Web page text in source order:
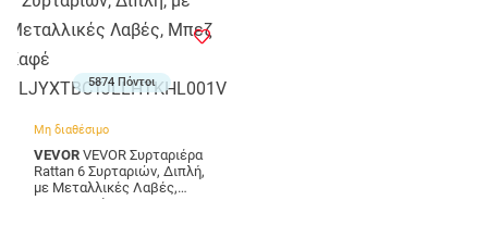
5874 Πόντοι
Μη διαθέσιμο
VEVOR
Rattan 6 Συρταριών, Διπλή,
με Μεταλλικές Λαβές,
Μπεζ Καφέ